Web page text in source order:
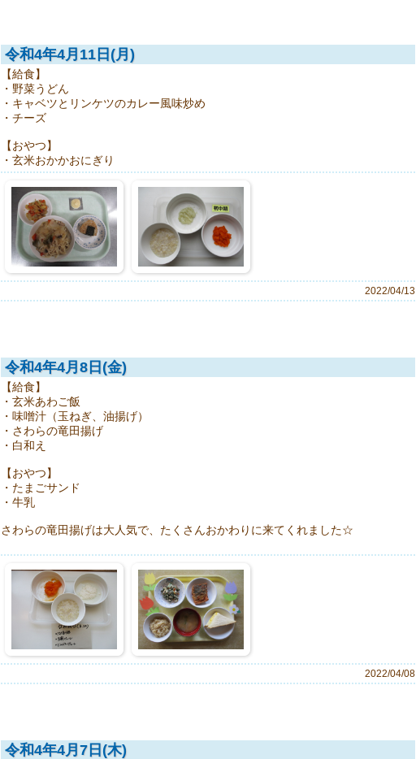
令和4年4月11日(月)
【給食】
・野菜うどん
・キャベツとリンケツのカレー風味炒め
・チーズ
【おやつ】
・玄米おかかおにぎり
2022/04/13
令和4年4月8日(金)
【給食】
・玄米あわご飯
・味噌汁（玉ねぎ、油揚げ）
・さわらの竜田揚げ
・白和え
【おやつ】
・たまごサンド
・牛乳
さわらの竜田揚げは大人気で、たくさんおかわりに来てくれました☆
2022/04/08
令和4年4月7日(木)